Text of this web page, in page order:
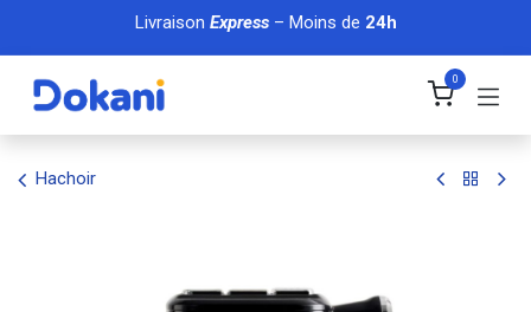
Se rendre au contenu
Livraison Express– Moins de 24h
0
Hachoir